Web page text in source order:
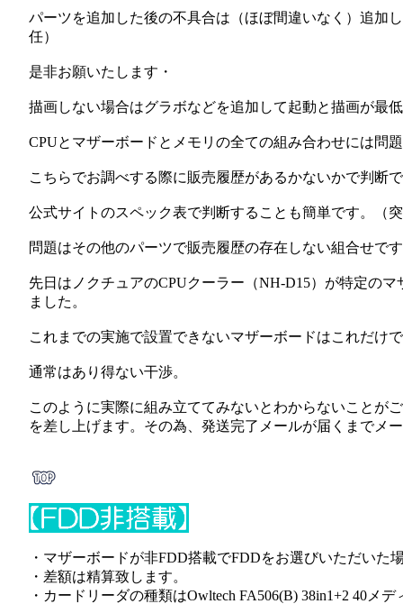
パーツを追加した後の不具合は（ほぼ間違いなく）追加
任）
是非お願いたします・
描画しない場合はグラボなどを追加して起動と描画が最
CPUとマザーボードとメモリの全ての組み合わせには問
こちらでお調べする際に販売履歴があるかないかで判断
公式サイトのスペック表で判断することも簡単です。（
問題はその他のパーツで販売履歴の存在しない組合せで
先日はノクチュアのCPUクーラー（NH-D15）が特定の
ました。
これまでの実施で設置できないマザーボードはこれだけ
通常はあり得ない干渉。
このように実際に組み立ててみないとわからないことが
を差し上げます。その為、発送完了メールが届くまでメ
・マザーボードが非FDD搭載でFDDをお選びいただい
・差額は精算致します。
・カードリーダの種類はOwltech FA506(B) 38in1+2 40メ